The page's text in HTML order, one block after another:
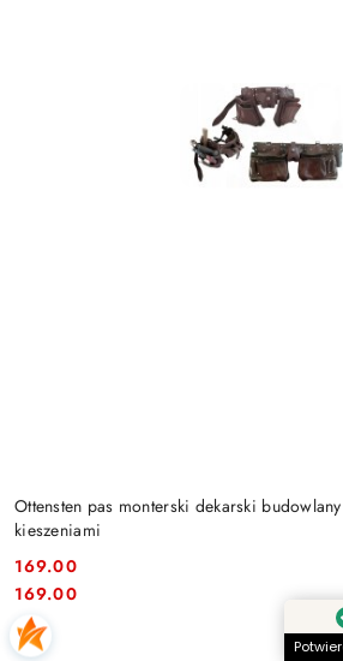
Ottensten pas monterski dekarski
kieszeniami
Cena:
169.00
Cena:
169.00